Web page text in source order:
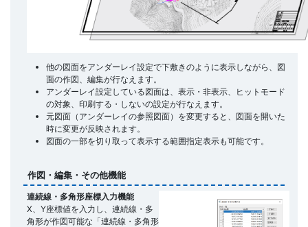
他の図面をアンダーレイ設定で下敷きのように表示しながら、図
面の作図、編集が行なえます。
アンダーレイ設定している図面は、表示・非表示、ヒットモード
の対象、印刷する・しないの設定が行なえます。
元図面（アンダーレイの参照図面）を変更すると、図面を開いた
時に変更が反映されます。
図面の一部を切り取って表示する範囲指定表示も可能です。
作図・編集・その他機能
連続線・多角形座標入力機能
X、Y座標値を入力し、連続線・多
角形が作図可能な「連続線・多角形